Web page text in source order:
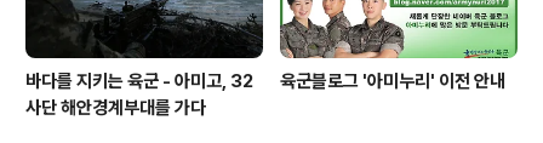
바다를 지키는 육군 - 아미고, 32
사단 해안경계부대를 가다
육군블로그 '아미누리' 이전 안내